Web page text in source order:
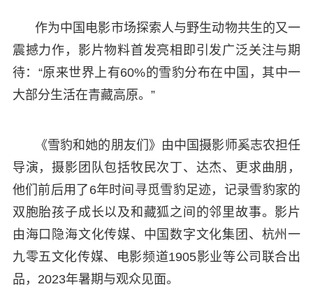
作为中国电影市场探索人与野生动物共生的又一
震撼力作，影片物料首发亮相即引发广泛关注与期
待：“原来世界上有60%的雪豹分布在中国，其中一
大部分生活在青藏高原。”
《雪豹和她的朋友们》由中国摄影师奚志农担任
导演，摄影团队包括牧民次丁、达杰、更求曲朋，
他们前后用了6年时间寻觅雪豹足迹，记录雪豹家的
双胞胎孩子成长以及和藏狐之间的邻里故事。影片
由海口隐海文化传媒、中国数字文化集团、杭州一
九零五文化传媒、电影频道1905影业等公司联合出
品，2023年暑期与观众见面。